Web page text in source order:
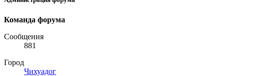
Команда форума
Сообщения
881
Город
Чихуадог